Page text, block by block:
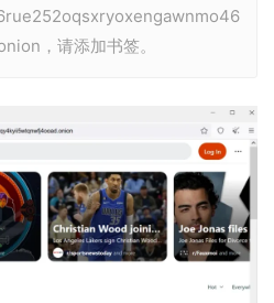
，请添加书签。